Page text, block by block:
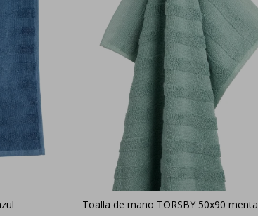
Toalla de mano TORSBY 50x90 menta